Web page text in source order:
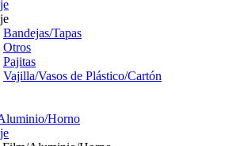
Bandejas/Tapas
Otros
Pajitas
Vajilla/Vasos de Plástico/Cartón
Horno